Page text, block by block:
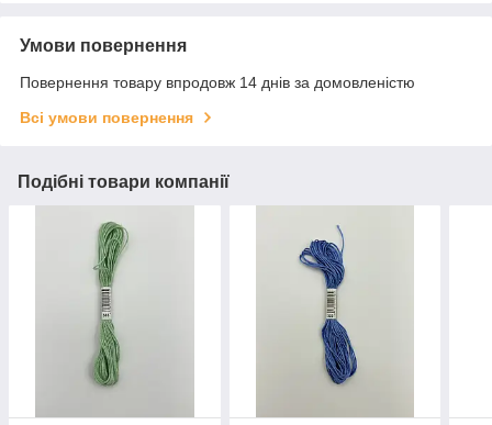
Умови повернення
Повернення товару впродовж 14 днів за домовленістю
Всі умови повернення
Подібні товари компанії